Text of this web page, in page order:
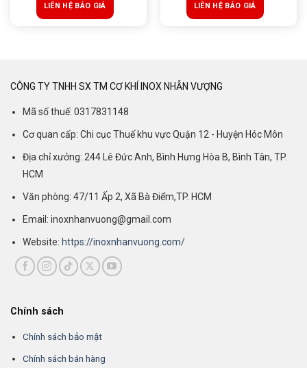
LIÊN HỆ BÁO GIÁ LIÊN HỆ BÁO GIÁ
CÔNG TY TNHH SX TM CƠ KHÍ INOX NHẪN VƯỢNG
Mã số thuế: 0317831148
Cơ quan cấp: Chi cục Thuế khu vực Quận 12 - Huyện Hóc Môn
Địa chỉ xưởng: 244 Lê Đức Anh, Bình Hưng Hòa B, Bình Tân, TP.
HCM
Văn phòng: 47/11 Ấp 2, Xã Bà Điểm,TP. HCM
Email: inoxnhanvuong@gmail.com
Website: https://inoxnhanvuong.com/
Chính sách
Chính sách bảo mật
Chính sách bán hàng